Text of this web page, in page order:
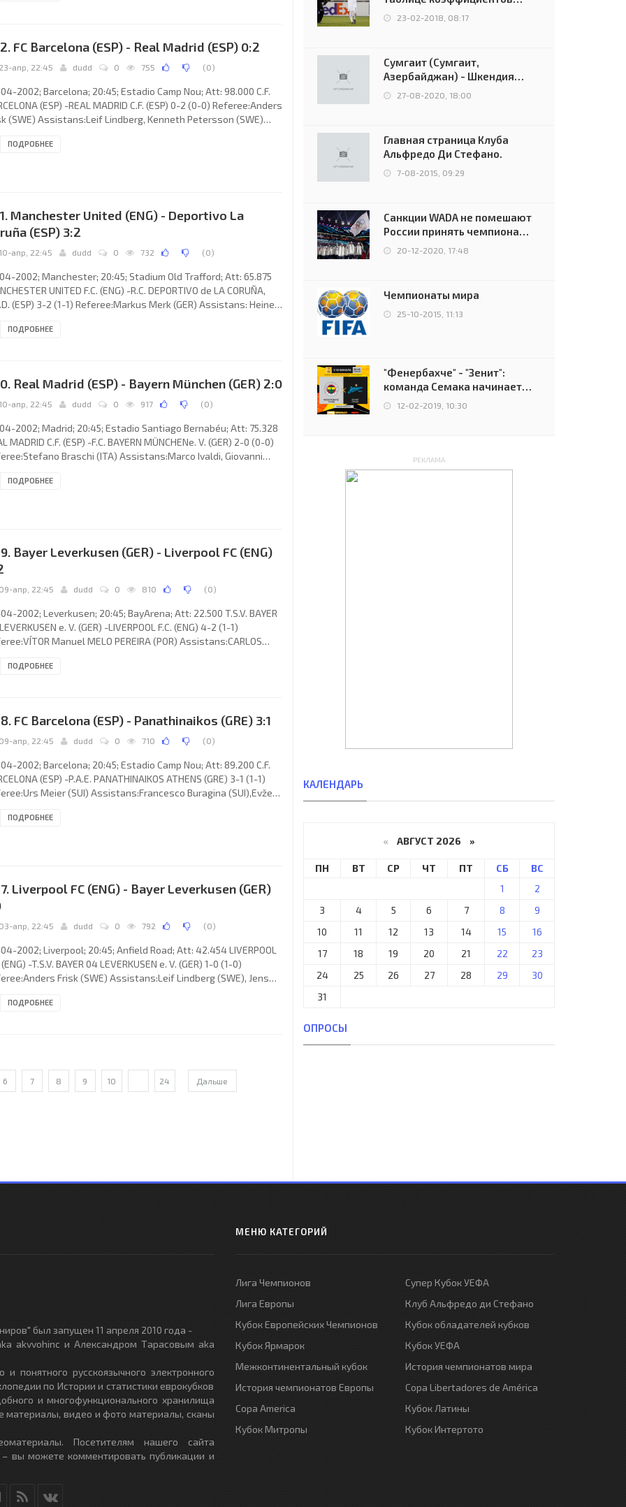
FC Barcelona (ESP) - Real Madrid (ESP) 0:2
23-апр, 22:45 dudd 0 755 (0)
2002; Barcelona; 20:45; Estadio Camp Nou; Att: 98.000 C.F.
(ESP) -REAL MADRID C.F. (ESP) 0-2 (0-0) Referee:Anders
(SWE) Assistans:Leif Lindberg, Kenneth Petersson (SWE)
Steve McManaman 90+2. C.F. BARCELONA(coach: Carles
ПОДРОБНЕЕ
Manchester United (ENG) - Deportivo La
(ESP) 3:2
10-апр, 22:45 dudd 0 732 (0)
2002; Manchester; 20:45; Stadium Old Trafford; Att: 65.875
UNITED F.C. (ENG) -R.C. DEPORTIVO de LA CORUÑA,
(ESP) 3-2 (1-1) Referee:Markus Merk (GER) Assistans: Heiner
(GER) Goals: 1-0 Ole Gunnar Solskjær 23; 1-1 Laurent Blanc
ПОДРОБНЕЕ
Real Madrid (ESP) - Bayern München (GER) 2:0
10-апр, 22:45 dudd 0 917 (0)
2002; Madrid; 20:45; Estadio Santiago Bernabéu; Att: 75.328
MADRID C.F. (ESP) -F.C. BAYERN MÜNCHENe. V. (GER) 2-0 (0-0)
Braschi (ITA) Assistans:Marco Ivaldi, Giovanni
HELGUERA Bujía 69; 2-0 José María Gutiérrez Hernández
ПОДРОБНЕЕ
Bayer Leverkusen (GER) - Liverpool FC (ENG)
09-апр, 22:45 dudd 0 810 (0)
2002; Leverkusen; 20:45; BayArena; Att: 22.500 T.S.V. BAYER
e. V. (GER) -LIVERPOOL F.C. (ENG) 4-2 (1-1)
Manuel MELO PEREIRA (POR) Assistans:CARLOS
João Mendes PRATAS (POR) Goals: 1-0Michael Ballack
ПОДРОБНЕЕ
FC Barcelona (ESP) - Panathinaikos (GRE) 3:1
09-апр, 22:45 dudd 0 710 (0)
2002; Barcelona; 20:45; Estadio Camp Nou; Att: 89.200 C.F.
(ESP) -P.A.E. PANATHINAIKOS ATHENS (GRE) 3-1 (1-1)
Meier (SUI) Assistans:Francesco Buragina (SUI),Evžen
08; 1-1 LUIS ENRIQUE Martínez García23; 2-1 LUIS
ПОДРОБНЕЕ
Liverpool FC (ENG) - Bayer Leverkusen (GER)
03-апр, 22:45 dudd 0 792 (0)
2002; Liverpool; 20:45; Anfield Road; Att: 42.454 LIVERPOOL
(ENG) -T.S.V. BAYER 04 LEVERKUSEN e. V. (GER) 1-0 (1-0)
Frisk (SWE) Assistans:Leif Lindberg (SWE), Jens
44. LIVERPOOL F.C. (coach: Gérard Houllier): Jerzy Dudek,
ПОДРОБНЕЕ
6 7 8 9 10 24 Дальше
УЕФА остаётся за Россией
23-02-2018, 08:17
Сумгаит (Сумгаит,
Азербайджан) - Шкендия
(Тетово, Северная
Македония) - 0:2 (0:0)
27-08-2020, 18:00
Главная страница Клуба
Альфредо Ди Стефано.
7-08-2015, 09:29
Санкции WADA не помешают
России принять чемпионат
Европы и финал Лиги
чемпионов.
20-12-2020, 17:48
Чемпионаты мира
25-10-2015, 11:13
"Фенербахче" - "Зенит":
команда Семака начинает
путь в плей-офф Лиги
12-02-2019, 10:30
РЕКЛАМА
КАЛЕНДАРЬ
« АВГУСТ 2026 »
ПН ВТ СР ЧТ ПТ СБ
ВС
1
2
3
4 5 6 7 8
9
10
11 12 13 14 15
16
17
18 19 20 21 22
23
24
25 26 27 28 29
30
31
ОПРОСЫ
был запущен 11 апреля 2010 года -
akvvohinc и Александром Тарасовым aka
понятного русскоязычного электронного
по Истории и статистики еврокубков
и многофункционального хранилища
материалы, видео и фото материалы, сканы
Посетителям нашего сайта
вы можете комментировать публикации и
МЕНЮ КАТЕГОРИЙ
Лига Чемпионов
Лига Европы
Кубок Европейских Чемпионов
Кубок Ярмарок
Межконтинентальный кубок
История чемпионатов Европы
Copa America
Кубок Митропы
Супер Кубок УЕФА
Клуб Альфредо ди Стефано
Кубок обладателей кубков
Кубок УЕФА
История чемпионатов мира
Copa Libertadores de América
Кубок Латины
Кубок Интертото